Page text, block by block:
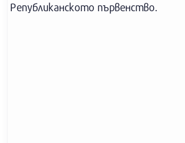
Републиканското първенство.